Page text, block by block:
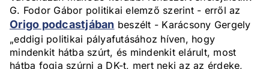
G. Fodor Gábor politikai elemző szerint - erről az
Origo podcastjában beszélt - Karácsony Gergely
„eddigi politikai pályafutásához híven, hogy
mindenkit hátba szúrt, és mindenkit elárult, most
hátba fogja szúrni a DK-t, mert neki az az érdeke,